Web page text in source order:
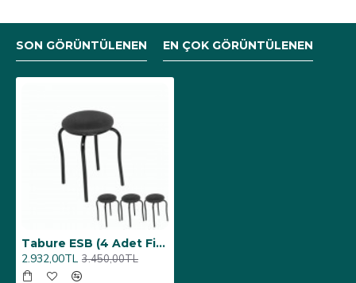
SON GÖRÜNTÜLENEN EN ÇOK GÖRÜNTÜLENEN
Tabure ESB (4 Adet Fiyatıdır) - Siyah
2.932,00TL 3.450,00TL